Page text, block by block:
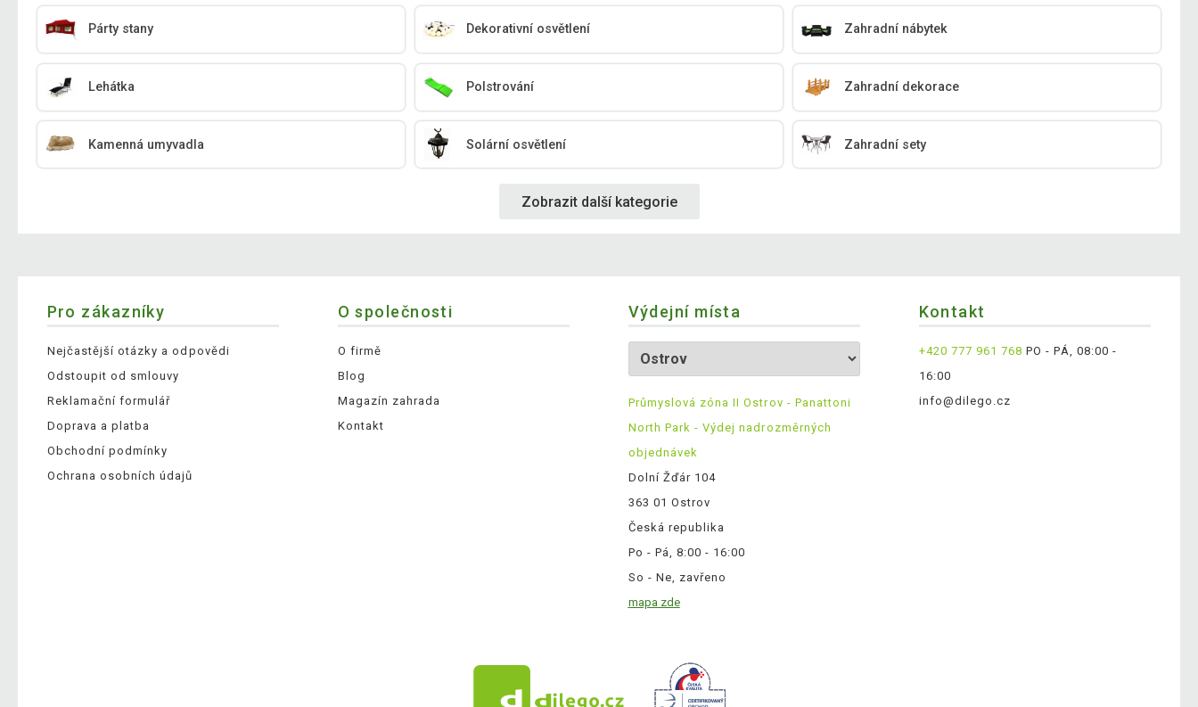
Párty stany Dekorativní osvětlení Zahradní nábytek
Lehátka Polstrování Zahradní dekorace
Kamenná umyvadla Solární osvětlení Zahradní sety
Zobrazit další kategorie
Pro zákazníky
Nejčastější otázky a odpovědi
Odstoupit od smlouvy
Reklamační formulář
Doprava a platba
Obchodní podmínky
Ochrana osobních údajů
O společnosti
O firmě
Blog
Magazín zahrada
Kontakt
Výdejní místa
Průmyslová zóna II Ostrov - Panattoni
North Park - Výdej nadrozměrných
objednávek
Dolní Žďár 104
363 01 Ostrov
Česká republika
Po - Pá, 8:00 - 16:00
So - Ne, zavřeno
mapa zde
Kontakt
+420 777 961 768 PO - PÁ, 08:00 -
16:00
info@dilego.cz